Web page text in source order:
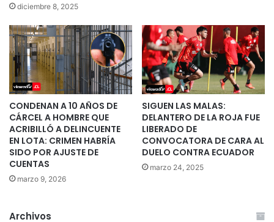
diciembre 8, 2025
CONDENAN A 10 AÑOS DE
CÁRCEL A HOMBRE QUE
ACRIBILLÓ A DELINCUENTE
EN LOTA: CRIMEN HABRÍA
SIDO POR AJUSTE DE
CUENTAS
marzo 9, 2026
SIGUEN LAS MALAS:
DELANTERO DE LA ROJA FUE
LIBERADO DE
CONVOCATORA DE CARA AL
DUELO CONTRA ECUADOR
marzo 24, 2025
Archivos